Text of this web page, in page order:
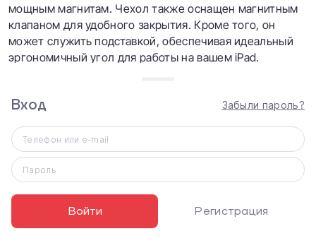
мощным магнитам. Чехол также оснащен магнитным
клапаном для удобного закрытия. Кроме того, он
может служить подставкой, обеспечивая идеальный
эргономичный угол для работы на вашем iPad.
Клавиатура легко подключается к вашему iPad через
соединение.
Вход Забыли пароль?
Телефон или e-mail
Пароль
Войти Регистрация